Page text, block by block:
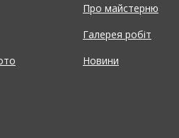
Про майстерню
Галерея робіт
Новини